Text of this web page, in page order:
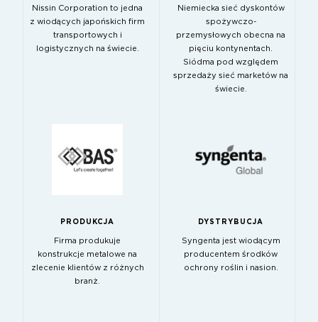
Nissin Corporation to jedna
z wiodących japońskich firm
transportowych i
logistycznych na świecie.
Niemiecka sieć dyskontów
spożywczo-
przemysłowych obecna na
pięciu kontynentach.
Siódma pod względem
sprzedaży sieć marketów na
świecie.
PRODUKCJA
Firma produkuje
konstrukcje metalowe na
zlecenie klientów z różnych
branż.
DYSTRYBUCJA
Syngenta jest wiodącym
producentem środków
ochrony roślin i nasion.